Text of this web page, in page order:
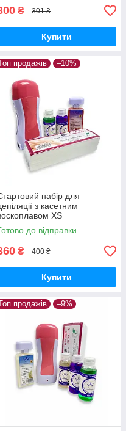
₴ 301 ₴
Купити
продажів –10%
набір для
з касетним
XS
до відправки
₴ 400 ₴
Купити
продажів –9%